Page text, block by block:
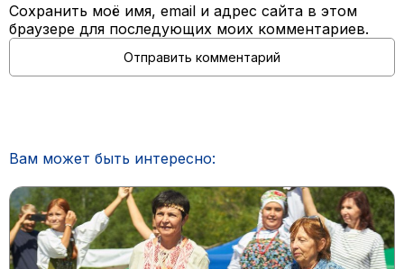
Сохранить моё имя, email и адрес сайта в этом
браузере для последующих моих комментариев.
Вам может быть интересно: